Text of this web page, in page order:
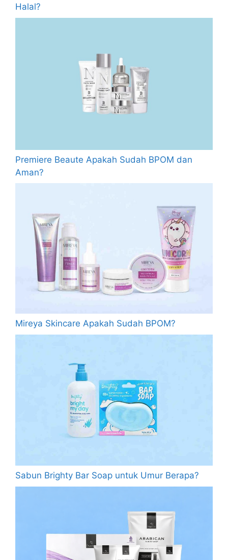
Halal?
Premiere Beaute Apakah Sudah BPOM dan
Aman?
Mireya Skincare Apakah Sudah BPOM?
Sabun Brighty Bar Soap untuk Umur Berapa?